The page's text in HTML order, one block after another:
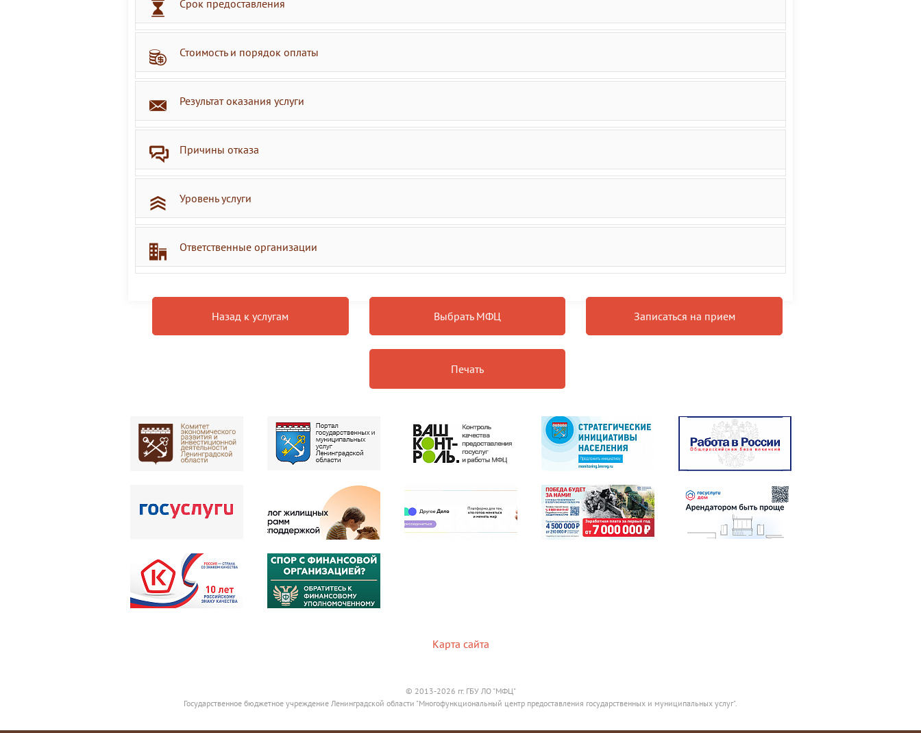
Срок предоставления
Стоимость и порядок оплаты
Результат оказания услуги
Причины отказа
Уровень услуги
Ответственные организации
Назад к услугам Выбрать МФЦ Записаться на прием
Печать
Карта сайта
© 2013-2026 гг. ГБУ ЛО "МФЦ"
Государственное бюджетное учреждение Ленинградской области "Многофункциональный центр предоставления государственных и муниципальных услуг".